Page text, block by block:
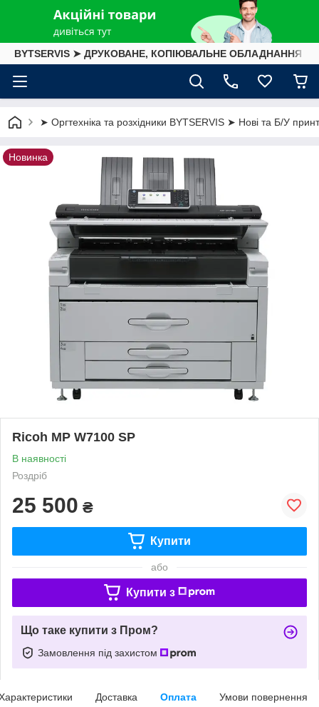
BYTSERVIS ➤ ДРУКОВАНЕ, КОПІЮВАЛЬНЕ ОБЛАДНАННЯ
➤ Оргтехніка та розхідники BYTSERVIS ➤ Нові та Б/У
Новинка
Ricoh MP W7100 SP
В наявності
Роздріб
25 500 ₴
Купити
або
Купити з
Що таке купити з Пром?
Замовлення під захистом
Доставка Оплата Умови повернення